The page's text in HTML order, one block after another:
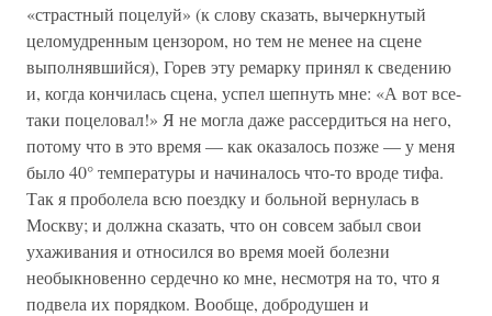
«страстный поцелуй» (к слову сказать, вычеркнутый
целомудренным цензором, но тем не менее на сцене
выполнявшийся), Горев эту ремарку принял к сведению
и, когда кончилась сцена, успел шепнуть мне: «А вот все-
таки поцеловал!» Я не могла даже рассердиться на него,
потому что в это время — как оказалось позже — у меня
было 40° температуры и начиналось что-то вроде тифа.
Так я проболела всю поездку и больной вернулась в
Москву; и должна сказать, что он совсем забыл свои
ухаживания и относился во время моей болезни
необыкновенно сердечно ко мне, несмотря на то, что я
подвела их порядком. Вообще, добродушен и